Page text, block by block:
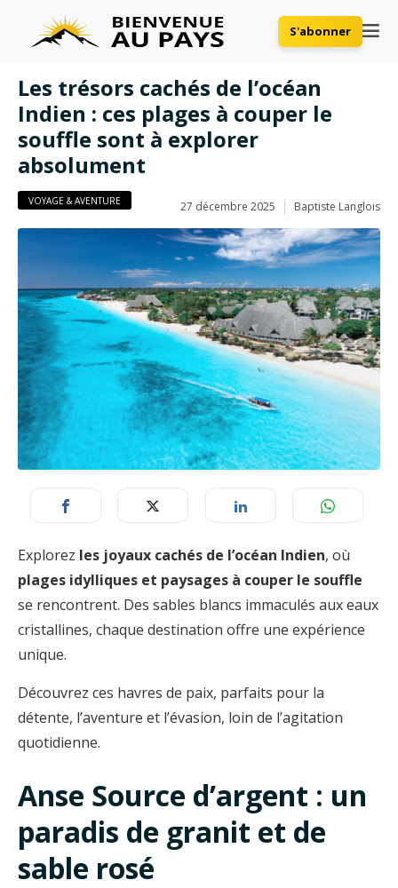
S'abonner
Les trésors cachés de l’océan
Indien : ces plages à couper le
souffle sont à explorer
absolument
VOYAGE & AVENTURE 27 décembre 2025 Baptiste Langlois
Explorez les joyaux cachés de l’océan Indien, où
plages idylliques et paysages à couper le souffle
se rencontrent. Des sables blancs immaculés aux eaux
cristallines, chaque destination offre une expérience
unique.
Découvrez ces havres de paix, parfaits pour la
détente, l’aventure et l’évasion, loin de l’agitation
quotidienne.
Anse Source d’argent : un
paradis de granit et de
sable rosé